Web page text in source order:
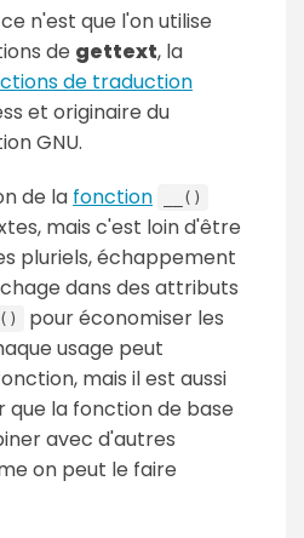
n'est que l'on utilise
de gettext, la
de traduction
et originaire du
GNU.
de la fonction __()
mais c'est loin d'être
pluriels, échappement
dans des attributs
pour économiser les
usage peut
mais il est aussi
que la fonction de base
avec d'autres
on peut le faire